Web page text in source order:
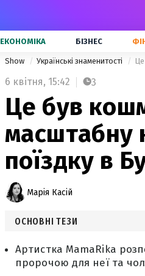
ЕКОНОМІКА БІЗНЕС
Show Українські знаменитості
6 квітня, 15:42 3
Це був
масштабну
поїздку в
Марія Касій
ОСНОВНІ ТЕЗИ
Артистка MamaRika
пророчою для неї та